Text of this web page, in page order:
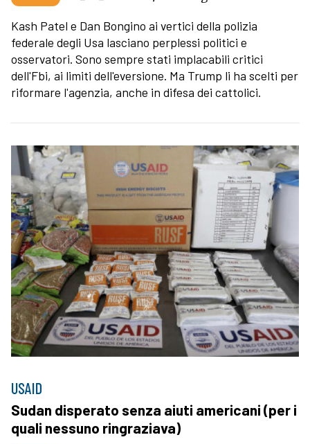
Kash Patel e Dan Bongino ai vertici della polizia
federale degli Usa lasciano perplessi politici e
osservatori. Sono sempre stati implacabili critici
dell'Fbi, ai limiti dell'eversione. Ma Trump li ha scelti per
riformare l'agenzia, anche in difesa dei cattolici.
USAID
Sudan disperato senza aiuti americani (per i
quali nessuno ringraziava)